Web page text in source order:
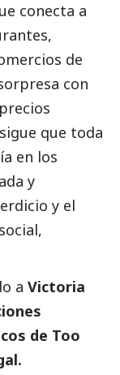
conecta a
de
con
que toda
en los
y
y el
social,
a Victoria
de Too